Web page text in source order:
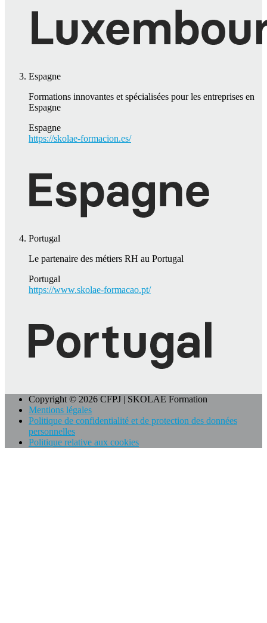
Espagne
Formations innovantes et spécialisées pour les entreprises en
Espagne
Espagne
https://skolae-formacion.es/
Portugal
Le partenaire des métiers RH au Portugal
Portugal
https://www.skolae-formacao.pt/
Copyright © 2026 CFPJ | SKOLAE Formation
Mentions légales
Politique de confidentialité et de protection des données
personnelles
Politique relative aux cookies